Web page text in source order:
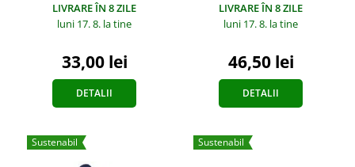
LIVRARE ÎN 8 ZILE
luni 17. 8. la tine
33,00 lei
DETALII
LIVRARE ÎN 8 ZILE
luni 17. 8. la tine
46,50 lei
DETALII
Sustenabil Sustenabil